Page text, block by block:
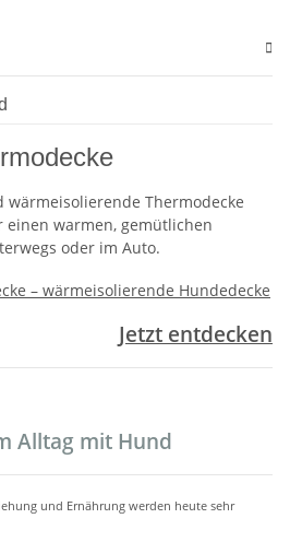
wärmeisolierende Thermodecke
warmen, gemütlichen
oder im Auto.
Jetzt entdecken
Alltag mit Hund
und Ernährung werden heute sehr